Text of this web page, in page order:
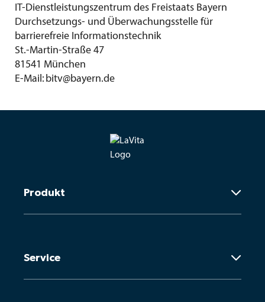
IT-Dienstleistungszentrum des Freistaats Bayern
Durchsetzungs- und Überwachungsstelle für
barrierefreie Informationstechnik
St.-Martin-Straße 47
81541 München
E-Mail: bitv@bayern.de
Produkt 
Wirkungen
Das steckt drin
Service 